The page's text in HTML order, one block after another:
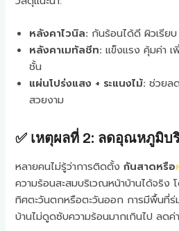
หลังคาไวนิล: กันร้อนได้ดี ผิวเรีย
หลังคาเมทัลชีท: แข็งแรง คุ้มค่า
ชั้น
แผ่นโปร่งแสง + ระแนงไม้: ช่วยล
สวยงาม
✅ เหตุผลที่ 2: ลดอุณหภูมิบ
หลายคนไม่รู้ว่าการติดตั้งกันสาดหรือ
ความร้อนสะสมบริเวณหน้าบ้านได้จริง
ทิศตะวันตกหรือตะวันออก การมีพื้นที่ร่
บ้านไม่ดูดซับความร้อนมากเกินไป ลดค่า